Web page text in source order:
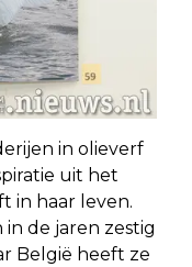
in olieverf
uit het
in haar leven.
de jaren zestig
België heeft ze